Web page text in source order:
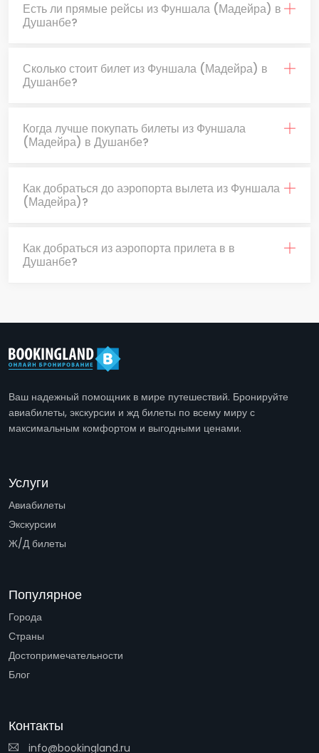
Есть ли прямые рейсы из Фуншала (Мадейра) в
Душанбе?
Сколько стоит билет из Фуншала (Мадейра) в
Душанбе?
Когда лучше покупать билеты из Фуншала
(Мадейра) в Душанбе?
Как добраться до аэропорта вылета из Фуншала
(Мадейра)?
Как добраться из аэропорта прилета в в
Душанбе?
Ваш надежный помощник в мире путешествий. Бронируйте
авиабилеты, экскурсии и жд билеты по всему миру с
максимальным комфортом и выгодными ценами.
Услуги
Авиабилеты
Экскурсии
Ж/Д билеты
Популярное
Города
Страны
Достопримечательности
Блог
Контакты
info@bookingland.ru